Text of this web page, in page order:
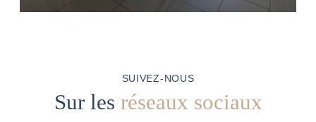
SUIVEZ-NOUS
Sur les réseaux sociaux